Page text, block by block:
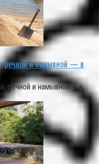
речной и намывной — в
речной и намывной — в